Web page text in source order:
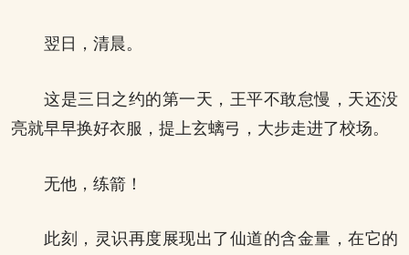
翌日，清晨。
这是三日之约的第一天，王平不敢怠慢，天还没
亮就早早换好衣服，提上玄螭弓，大步走进了校场。
无他，练箭！
此刻，灵识再度展现出了仙道的含金量，在它的